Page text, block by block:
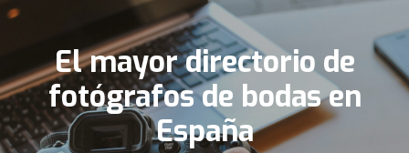
El mayor directorio de
fotógrafos de bodas en
España